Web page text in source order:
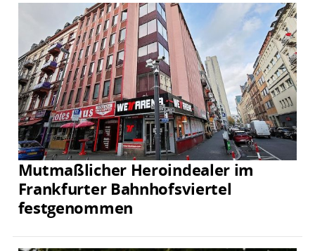
Mutmaßlicher Heroindealer im
Frankfurter Bahnhofsviertel
festgenommen